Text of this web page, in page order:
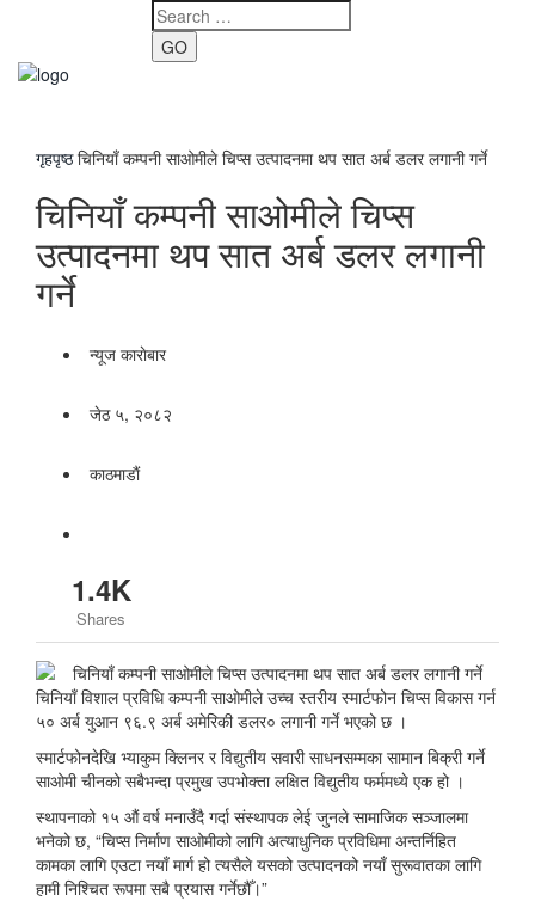
GO
गृहपृष्ठचिनियाँ कम्पनी साओमीले चिप्स उत्पादनमा थप सात अर्ब डलर लगानी गर्ने
चिनियाँ कम्पनी साओमीले चिप्स
उत्पादनमा थप सात अर्ब डलर लगानी
गर्ने
न्यूज काराेबार
जेठ ५, २०८२
काठमाडाैं
1.4K
Shares
चिनियाँ विशाल प्रविधि कम्पनी साओमीले उच्च स्तरीय स्मार्टफोन चिप्स विकास गर्न
५० अर्ब युआन ९६.९ अर्ब अमेरिकी डलर० लगानी गर्ने भएको छ ।
स्मार्टफोनदेखि भ्याकुम क्लिनर र विद्युतीय सवारी साधनसम्मका सामान बिक्री गर्ने
साओमी चीनको सबैभन्दा प्रमुख उपभोक्ता लक्षित विद्युतीय फर्ममध्ये एक हो ।
स्थापनाको १५ औं वर्ष मनाउँदै गर्दा संस्थापक लेई जुनले सामाजिक सञ्जालमा
भनेको छ, “चिप्स निर्माण साओमीको लागि अत्याधुनिक प्रविधिमा अन्तर्निहित
कामका लागि एउटा नयाँ मार्ग हो त्यसैले यसको उत्पादनको नयाँ सुरूवातका लागि
हामी निश्चित रूपमा सबै प्रयास गर्नेछौँ।”